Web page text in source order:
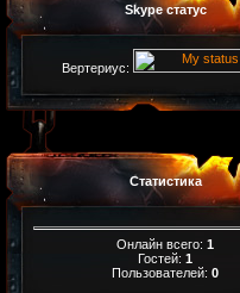
Skype статус
Вертериус:
Статистика
Онлайн всего: 1
Гостей: 1
Пользователей: 0